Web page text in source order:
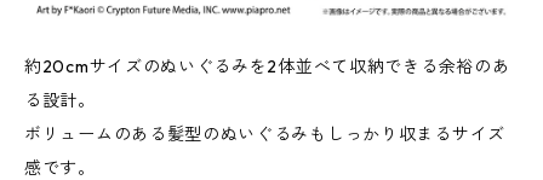
約20cmサイズのぬいぐるみを2体並べて収納できる余裕のあ
る設計。
ボリュームのある髪型のぬいぐるみもしっかり収まるサイズ
感です。